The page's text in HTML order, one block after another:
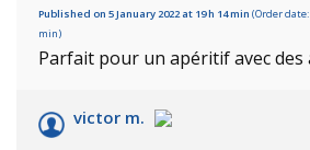
Published on 5 January 2022 at 19 h 14 min (Order
min)
Parfait pour un apéritif avec des
victor m.